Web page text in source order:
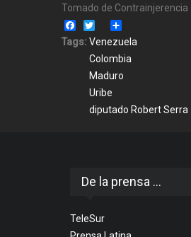
Tomado de Contrainjerencia
Facebook
Twitter
Tags: Venezuela
Colombia
Maduro
Uribe
diputado Robert Serra
De la prensa ...
TeleSur